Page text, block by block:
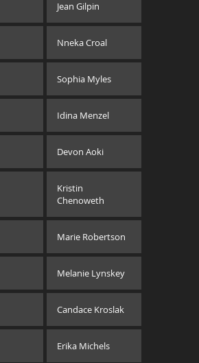
Jean Gilpin
Nneka Croal
Sophia Myles
Idina Menzel
Devon Aoki
Kristin
Chenoweth
Marie Robertson
Melanie Lynskey
Candace Kroslak
Erika Michels